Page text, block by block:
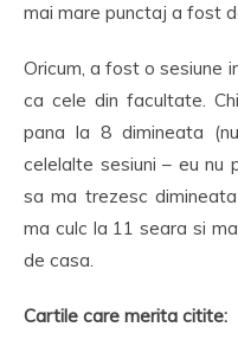
mai mare punctaj a fost
Oricum, a fost o sesiune
ca cele din facultate.
pana la 8 dimineata
celelalte sesiuni – eu nu
sa ma trezesc
ma culc la 11 seara si
de casa.
Cartile care merita citite: